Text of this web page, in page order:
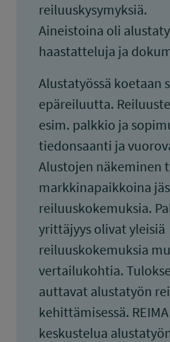
reiluuskysymyksiä.
Aineistoina oli
haastatteluja ja
Alustatyössä koetaan
epäreiluutta.
esim. palkkio ja
tiedonsaanti ja
Alustojen näkeminen
markkinapaikkoina
reiluuskokemuksia.
yrittäjyys olivat yleisiä
reiluuskokemuksia
vertailukohtia.
auttavat alustatyön
kehittämisessä.
keskustelua